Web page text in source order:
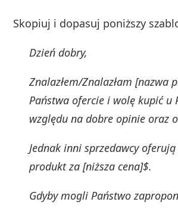
Skopiuj i dopasuj poniższy
Dzień dobry,
Znalazłem/Znalazłam [nazwa
Państwa ofercie i wolę kupić u
względu na dobre opinie oraz
Jednak inni sprzedawcy
produkt za [niższa cena]$.
Gdyby mogli Państwo